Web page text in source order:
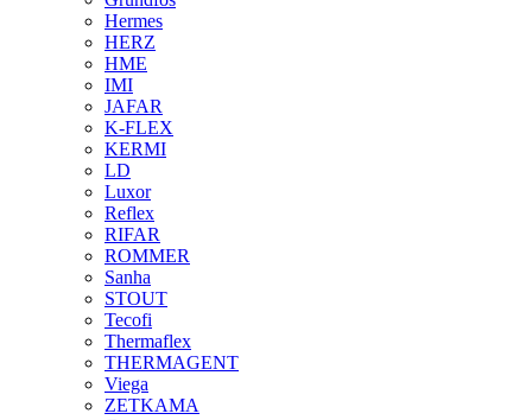
Hermes
HERZ
HME
IMI
JAFAR
K-FLEX
KERMI
LD
Luxor
Reflex
RIFAR
ROMMER
Sanha
STOUT
Tecofi
Thermaflex
THERMAGENT
Viega
ZETKAMA